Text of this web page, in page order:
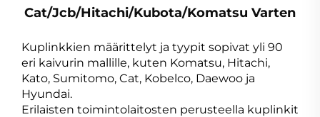
Cat/Jcb/Hitachi/Kubota/Komatsu Varten
Kuplinkkien määrittelyt ja tyypit sopivat yli 90
eri kaivurin mallille, kuten Komatsu, Hitachi,
Kato, Sumitomo, Cat, Kobelco, Daewoo ja
Hyundai.
Erilaisten toimintolaitosten perusteella kuplinkit